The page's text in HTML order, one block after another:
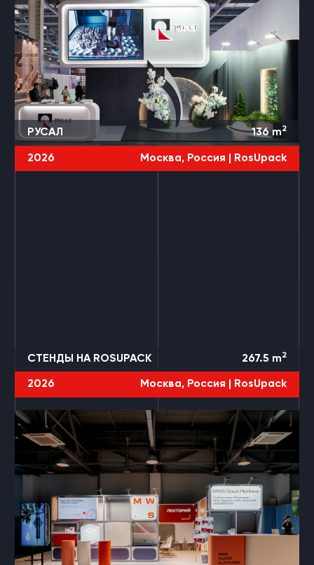
РУСАЛ 136m2
2026 Москва, Россия | RosUpack
3 ПРОЕКТА
СТЕНДЫ НА ROSUPACK 267.5 m2
2026 Москва, Россия | RosUpack